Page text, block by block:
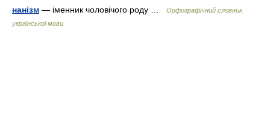
нанізм — іменник чоловічого роду …
Орфографічний словник
української мови